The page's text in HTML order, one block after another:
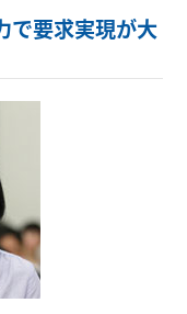
要求実現が大